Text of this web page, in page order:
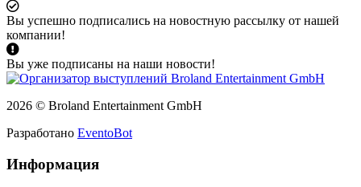
Вы успешно подписались на новостную рассылку от нашей
компании!
Вы уже подписаны на наши новости!
2026 © Broland Entertainment GmbH
Разработано EventoBot
Информация